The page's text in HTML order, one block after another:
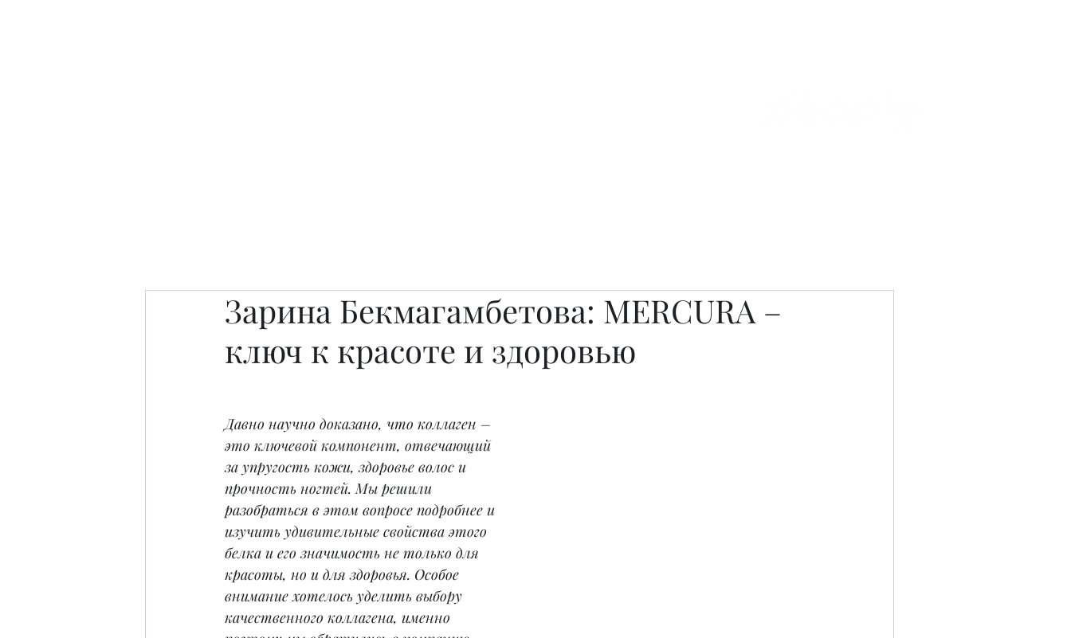
Зарина Бекмагамбетова: MERCURA –
ключ к красоте и здоровью
Давно научно доказано, что коллаген –
это ключевой компонент, отвечающий
за упругость кожи, здоровье волос и
прочность ногтей. Мы решили
разобраться в этом вопросе подробнее и
изучить удивительные свойства этого
белка и его значимость не только для
красоты, но и для здоровья. Особое
внимание хотелось уделить выбору
качественного коллагена, именно